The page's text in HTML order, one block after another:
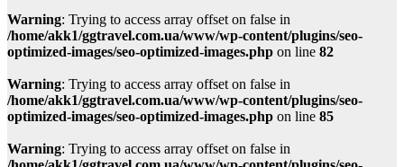
Warning: Trying to access array offset on false in
/home/akk1/ggtravel.com.ua/www/wp-content/plugins/seo-
optimized-images/seo-optimized-images.php on line 82
Warning: Trying to access array offset on false in
/home/akk1/ggtravel.com.ua/www/wp-content/plugins/seo-
optimized-images/seo-optimized-images.php on line 85
Warning: Trying to access array offset on false in